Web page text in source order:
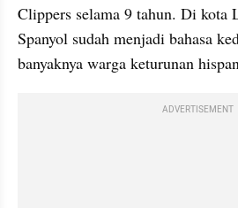
Clippers selama 9 tahun. Di kota
Spanyol sudah menjadi bahasa
banyaknya warga keturunan
ADVERTISEMENT